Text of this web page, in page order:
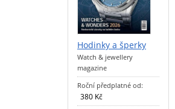
Hodinky a šperky
Watch & jewellery
magazine
Roční předplatné od:
380 Kč